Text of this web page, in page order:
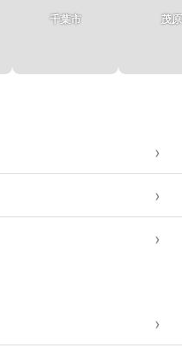
千葉市 茂原
›
›
›
›